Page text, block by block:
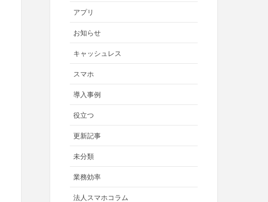
アプリ
お知らせ
キャッシュレス
スマホ
導入事例
役立つ
更新記事
未分類
業務効率
法人スマホコラム